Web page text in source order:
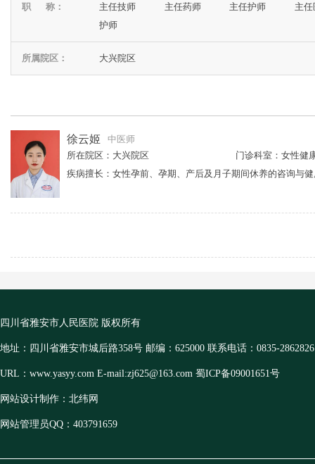
职 称： 主任技师 主任药师 主任护师
主任
护师
所属院区： 大兴院区
徐云姬
中医师
所在院区：大兴院区
门诊科室：女性健
四川省雅安市人民医院 版权所有
地址：四川省雅安市城后路358号 邮编：625000 联系电话：0835-2862826
URL：www.yasyy.com E-mail:zj625@163.com 蜀ICP备09001651号
网站设计制作：北纬网
网站管理员QQ：403791659